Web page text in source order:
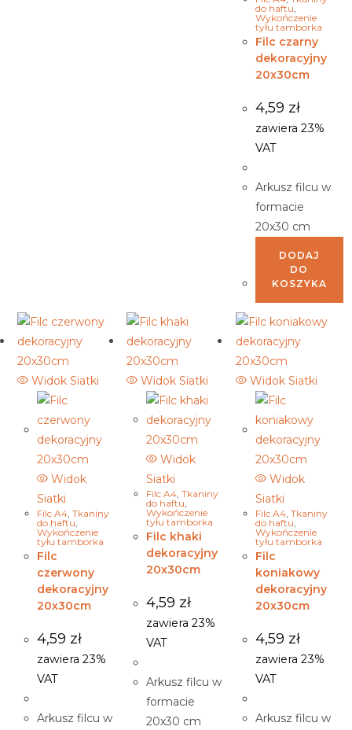
do haftu
Wykończenie
tyłu tamborka
Filc czarny
dekoracyjny
20x30cm
4,59 zł
zawiera 23%
VAT
Arkusz filcu w
formacie
20x30 cm
DODAJ
DO
KOSZYKA
Widok Siatki
Widok
Siatki
Filc A4,Tkaniny
do haftu,
Wykończenie
tyłu tamborka
Filc
czerwony
dekoracyjny
20x30cm
4,59 zł
zawiera 23%
VAT
Arkusz filcu w
Widok Siatki
Widok
Siatki
Filc A4, Tkaniny
do haftu,
Wykończenie
tyłu tamborka
Filc khaki
dekoracyjny
20x30cm
4,59 zł
zawiera 23%
VAT
Arkusz filcu w
formacie
20x30 cm
Widok Siatki
Widok
Siatki
Filc A4, Tkaniny
do haftu,
Wykończenie
tyłu tamborka
Filc
koniakowy
dekoracyjny
20x30cm
4,59 zł
zawiera 23%
VAT
Arkusz filcu w